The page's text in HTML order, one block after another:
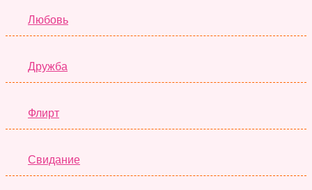
Любовь
Дружба
Флирт
Свидание